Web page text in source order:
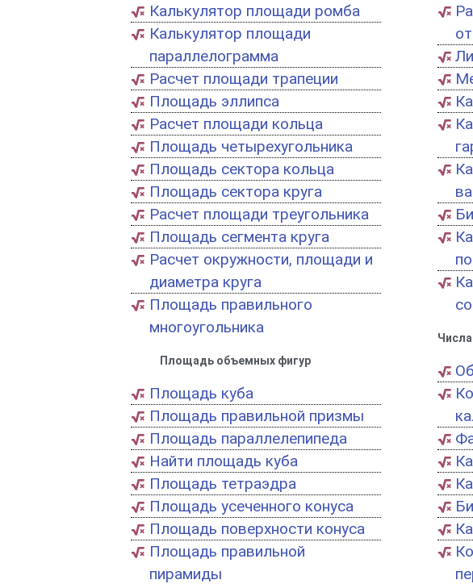
Калькулятор площади ромба
Калькулятор площади
параллелограмма
Расчет площади трапеции
Площадь эллипса
Расчет площади кольца
Площадь четырехугольника
Площадь сектора кольца
Площадь сектора круга
Расчет площади треугольника​​​​​​​​
Площадь сегмента круга
Расчет окружности, площади и
диаметра круга
Площадь правильного
многоугольника
Площадь объемных фигур
Площадь куба
Площадь правильной призмы
Площадь параллелепипеда
Найти площадь куба
Площадь тетраэдра
Площадь усеченного конуса
Площадь поверхности конуса
Площадь правильной
пирамиды
Числа